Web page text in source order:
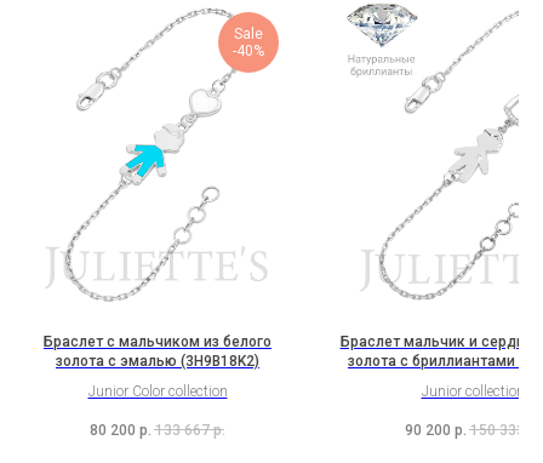
Sale
-40%
Браслет с мальчиком из белого
золота с эмалью (3H9B18K2)
Junior Color collection
80 200 р. 133 667 р.
Браслет мальчик и сердце
золота с бриллиантами
Junior collection
90 200 р. 150 333